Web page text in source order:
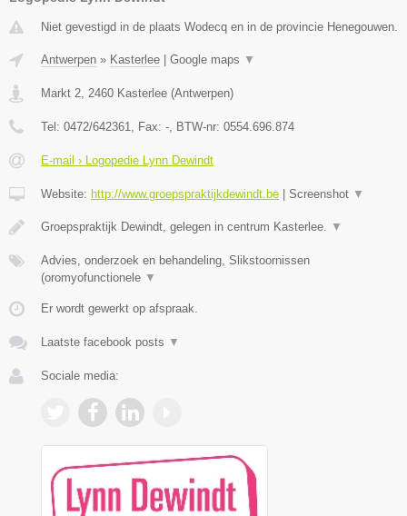
Niet gevestigd in de plaats Wodecq en in de provincie Henegouwen.
Antwerpen » Kasterlee | Google maps ▼
Markt 2 2460 Kasterlee (Antwerpen)
Tel: 0472/642361 , Fax: - , BTW-nr: 0554.696.874
E-mail › Logopedie Lynn Dewindt
Website: http://www.groepspraktijkdewindt.be | Screenshot ▼
Groepspraktijk Dewindt, gelegen in centrum Kasterlee. ▼
Advies, onderzoek en behandeling, Slikstoornissen
(oromyofunctionele ▼
Er wordt gewerkt op afspraak.
Laatste facebook posts ▼
Sociale media: